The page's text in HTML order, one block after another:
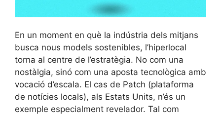
En un moment en què la indústria dels mitjans
busca nous models sostenibles, l’hiperlocal
torna al centre de l’estratègia. No com una
nostàlgia, sinó com una aposta tecnològica amb
vocació d’escala. El cas de Patch (plataforma
de notícies locals), als Estats Units, n’és un
exemple especialment revelador. Tal com